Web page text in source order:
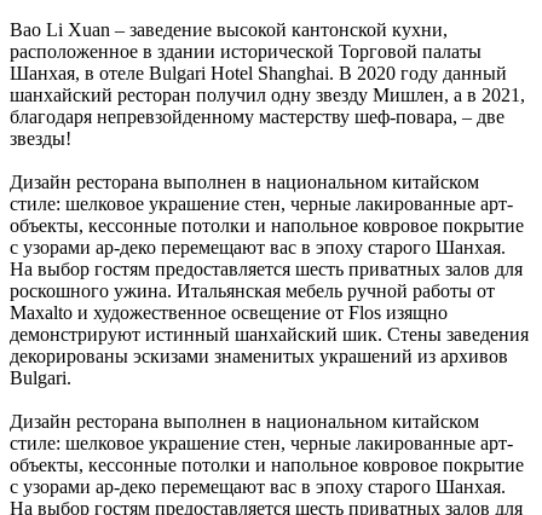
Bao Li Xuan – заведение высокой кантонской кухни,
расположенное в здании исторической Торговой палаты
Шанхая, в отеле Bulgari Hotel Shanghai. В 2020 году данный
шанхайский ресторан получил одну звезду Мишлен, а в 2021,
благодаря непревзойденному мастерству шеф-повара, – две
звезды!
Дизайн ресторана выполнен в национальном китайском
стиле: шелковое украшение стен, черные лакированные арт-
объекты, кессонные потолки и напольное ковровое покрытие
с узорами ар-деко перемещают вас в эпоху старого Шанхая.
На выбор гостям предоставляется шесть приватных залов для
роскошного ужина. Итальянская мебель ручной работы от
Maxalto и художественное освещение от Flos изящно
демонстрируют истинный шанхайский шик. Стены заведения
декорированы эскизами знаменитых украшений из архивов
Bulgari.
Дизайн ресторана выполнен в национальном китайском
стиле: шелковое украшение стен, черные лакированные арт-
объекты, кессонные потолки и напольное ковровое покрытие
с узорами ар-деко перемещают вас в эпоху старого Шанхая.
На выбор гостям предоставляется шесть приватных залов для